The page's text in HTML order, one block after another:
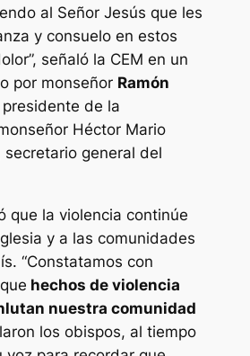
al Señor Jesús que les
y consuelo en estos
señaló la CEM en un
por monseñor Ramón
presidente de la
Héctor Mario
secretario general del
que la violencia continúe
y a las comunidades
“Constatamos con
hechos de violencia
nuestra comunidad
los obispos, al tiempo